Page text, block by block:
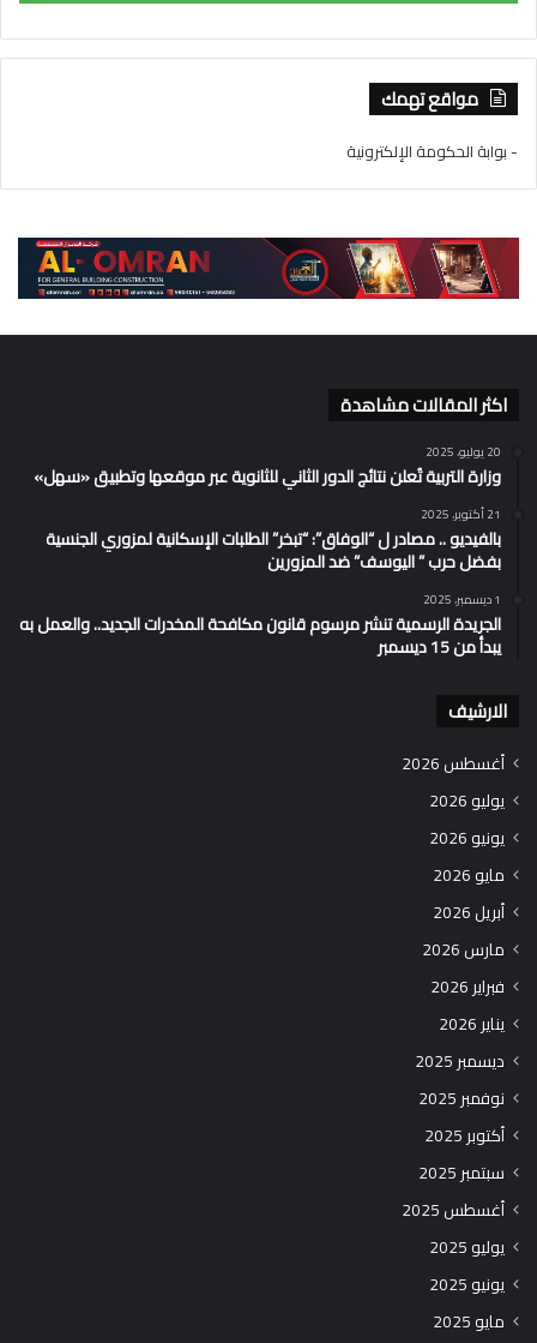
مواقع تهمك
- بوابة الحكومة الإلكترونية
اكثر المقالات مشاهدة
20 يوليو، 2025
وزارة التربية تُعلن نتائج الدور الثاني للثانوية عبر موقعها وتطبيق «سهل»
21 أكتوبر، 2025
بالفيديو .. مصادر ل “الوفاق”: “تبخر” الطلبات الإسكانية لمزوري الجنسية
بفضل حرب ” اليوسف” ضد المزورين
1 ديسمبر، 2025
الجريدة الرسمية تنشر مرسوم قانون مكافحة المخدرات الجديد.. والعمل به
يبدأ من 15 ديسمبر
الارشيف
أغسطس 2026
يوليو 2026
يونيو 2026
مايو 2026
أبريل 2026
مارس 2026
فبراير 2026
يناير 2026
ديسمبر 2025
نوفمبر 2025
أكتوبر 2025
سبتمبر 2025
أغسطس 2025
يوليو 2025
يونيو 2025
مايو 2025